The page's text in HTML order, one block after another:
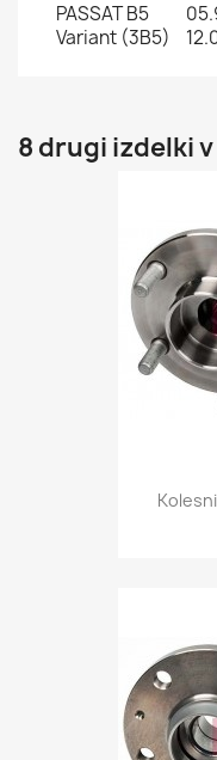
PASSAT B5
Variant (3B5)
8 drugi izdelki